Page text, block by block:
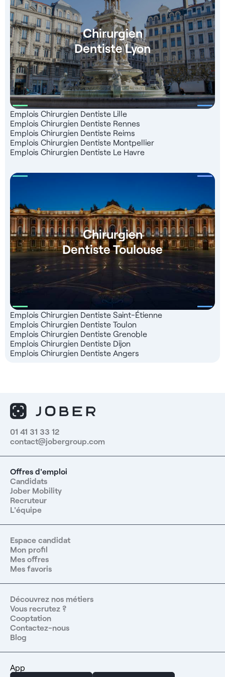
Chirurgien
Dentiste Lyon
Emplois Chirurgien Dentiste Lille
Emplois Chirurgien Dentiste Rennes
Emplois Chirurgien Dentiste Reims
Emplois Chirurgien Dentiste Montpellier
Emplois Chirurgien Dentiste Le Havre
Chirurgien
Dentiste Toulouse
Emplois Chirurgien Dentiste Saint-Étienne
Emplois Chirurgien Dentiste Toulon
Emplois Chirurgien Dentiste Grenoble
Emplois Chirurgien Dentiste Dijon
Emplois Chirurgien Dentiste Angers
01 41 31 33 12
contact@jobergroup.com
Offres d'emploi
Candidats
Jober Mobility
Recruteur
L'équipe
Espace candidat
Mon profil
Mes offres
Mes favoris
Découvrez nos métiers
Vous recrutez ?
Cooptation
Contactez-nous
Blog
App